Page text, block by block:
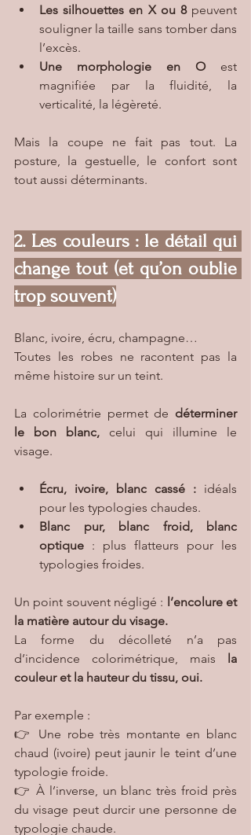
Les silhouettes en X ou 8 peuvent
souligner la taille sans tomber dans
l’excès.
Une morphologie en O est
magnifiée par la fluidité, la
verticalité, la légèreté.
Mais la coupe ne fait pas tout. La
posture, la gestuelle, le confort sont
tout aussi déterminants.
2. Les couleurs : le détail qui
change tout (et qu’on oublie
trop souvent)
Blanc, ivoire, écru, champagne…
Toutes les robes ne racontent pas la
même histoire sur un teint.
La colorimétrie permet de déterminer
le bon blanc, celui qui illumine le
visage.
Écru, ivoire, blanc cassé : idéals
pour les typologies chaudes.
Blanc pur, blanc froid, blanc
optique : plus flatteurs pour les
typologies froides.
Un point souvent négligé : l’encolure et
la matière autour du visage.
La forme du décolleté n’a pas
d’incidence colorimétrique, mais
la
couleur et la hauteur du tissu, oui.
Par exemple :
👉 Une robe très montante en blanc
chaud (ivoire) peut jaunir le teint d’une
typologie froide.
👉 À l’inverse, un blanc très froid près
du visage peut durcir une personne de
typologie chaude.